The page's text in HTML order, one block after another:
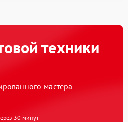
техники
мастера
30 минут